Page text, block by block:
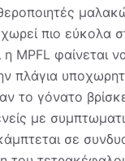
πιο εύκολα
MPFL φαίνεται
πλάγια
το γόνατο
με
σε